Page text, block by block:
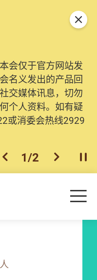
会仅于官方网站发
名义发出的产品回
交媒体讯息，切勿
个人资料。如有疑
或消委会热线2929
上一个
1/2 下一个开
关闭
目